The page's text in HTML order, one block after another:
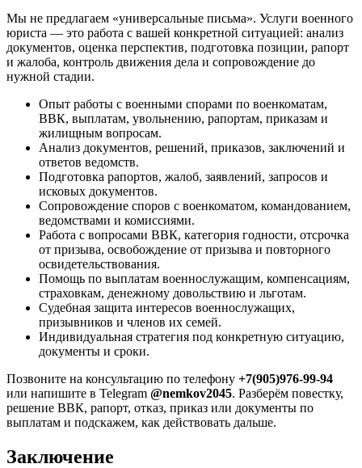
Мы не предлагаем «универсальные письма». Услуги военного
юриста — это работа с вашей конкретной ситуацией: анализ
документов, оценка перспектив, подготовка позиции, рапорт
и жалоба, контроль движения дела и сопровождение до
нужной стадии.
Опыт работы с военными спорами по военкоматам,
ВВК, выплатам, увольнению, рапортам, приказам и
жилищным вопросам.
Анализ документов, решений, приказов, заключений и
ответов ведомств.
Подготовка рапортов, жалоб, заявлений, запросов и
исковых документов.
Сопровождение споров с военкоматом, командованием,
ведомствами и комиссиями.
Работа с вопросами ВВК, категория годности, отсрочка
от призыва, освобождение от призыва и повторного
освидетельствования.
Помощь по выплатам военнослужащим, компенсациям,
страховкам, денежному довольствию и льготам.
Судебная защита интересов военнослужащих,
призывников и членов их семей.
Индивидуальная стратегия под конкретную ситуацию,
документы и сроки.
Позвоните на консультацию по телефону +7(905)976-99-94
или напишите в Telegram @nemkov2045. Разберём повестку,
решение ВВК, рапорт, отказ, приказ или документы по
выплатам и подскажем, как действовать дальше.
Заключение